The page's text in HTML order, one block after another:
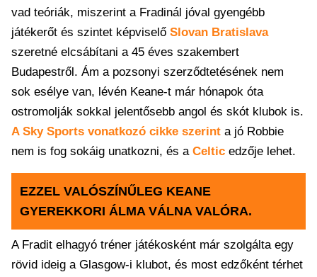
vad teóriák, miszerint a Fradinál jóval gyengébb
játékerőt és szintet képviselő Slovan Bratislava
szeretné elcsábítani a 45 éves szakembert
Budapestről. Ám a pozsonyi szerződtetésének nem
sok esélye van, lévén Keane-t már hónapok óta
ostromolják sokkal jelentősebb angol és skót klubok is.
A Sky Sports vonatkozó cikke szerint a jó Robbie
nem is fog sokáig unatkozni, és a Celtic edzője lehet.
EZZEL VALÓSZÍNŰLEG KEANE
GYEREKKORI ÁLMA VÁLNA VALÓRA.
A Fradit elhagyó tréner játékosként már szolgálta egy
rövid ideig a Glasgow-i klubot, és most edzőként térhet